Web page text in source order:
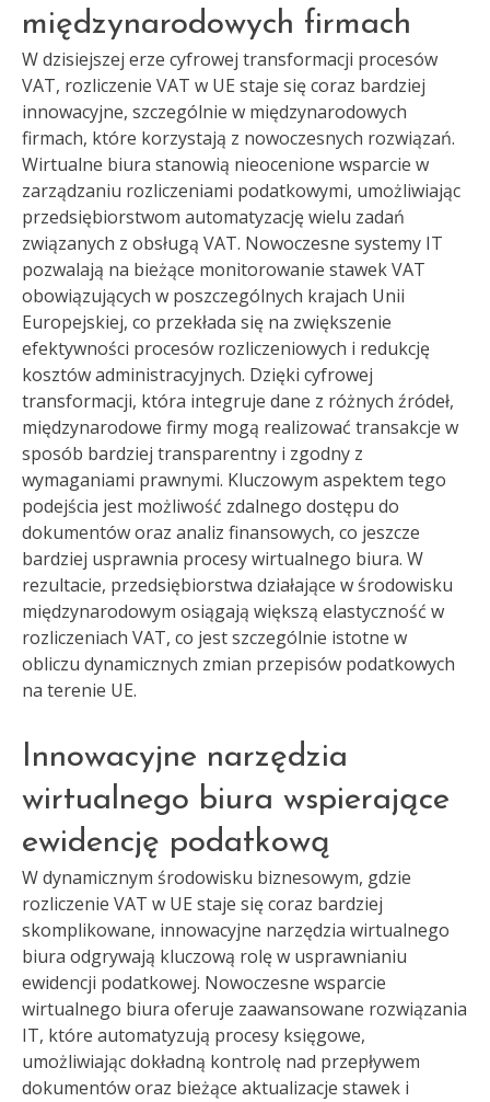
międzynarodowych firmach
W dzisiejszej erze cyfrowej transformacji procesów
VAT, rozliczenie VAT w UE staje się coraz bardziej
innowacyjne, szczególnie w międzynarodowych
firmach, które korzystają z nowoczesnych rozwiązań.
Wirtualne biura stanowią nieocenione wsparcie w
zarządzaniu rozliczeniami podatkowymi, umożliwiając
przedsiębiorstwom automatyzację wielu zadań
związanych z obsługą VAT. Nowoczesne systemy IT
pozwalają na bieżące monitorowanie stawek VAT
obowiązujących w poszczególnych krajach Unii
Europejskiej, co przekłada się na zwiększenie
efektywności procesów rozliczeniowych i redukcję
kosztów administracyjnych. Dzięki cyfrowej
transformacji, która integruje dane z różnych źródeł,
międzynarodowe firmy mogą realizować transakcje w
sposób bardziej transparentny i zgodny z
wymaganiami prawnymi. Kluczowym aspektem tego
podejścia jest możliwość zdalnego dostępu do
dokumentów oraz analiz finansowych, co jeszcze
bardziej usprawnia procesy wirtualnego biura. W
rezultacie, przedsiębiorstwa działające w środowisku
międzynarodowym osiągają większą elastyczność w
rozliczeniach VAT, co jest szczególnie istotne w
obliczu dynamicznych zmian przepisów podatkowych
na terenie UE.
Innowacyjne narzędzia
wirtualnego biura wspierające
ewidencję podatkową
W dynamicznym środowisku biznesowym, gdzie
rozliczenie VAT w UE staje się coraz bardziej
skomplikowane, innowacyjne narzędzia wirtualnego
biura odgrywają kluczową rolę w usprawnianiu
ewidencji podatkowej. Nowoczesne wsparcie
wirtualnego biura oferuje zaawansowane rozwiązania
IT, które automatyzują procesy księgowe,
umożliwiając dokładną kontrolę nad przepływem
dokumentów oraz bieżące aktualizacje stawek i